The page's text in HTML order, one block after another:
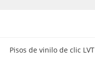
Pisos de vinilo de clic LVT